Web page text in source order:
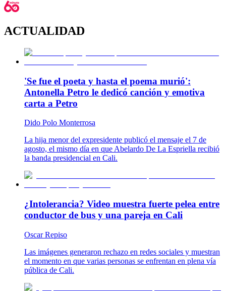
ACTUALIDAD
'Se fue el poeta y hasta el poema murió':
Antonella Petro le dedicó canción y emotiva
carta a Petro
Dido Polo Monterrosa
La hija menor del expresidente publicó el mensaje el 7 de
agosto, el mismo día en que Abelardo De La Espriella recibió
la banda presidencial en Cali.
¿Intolerancia? Video muestra fuerte pelea entre
conductor de bus y una pareja en Cali
Oscar Repiso
Las imágenes generaron rechazo en redes sociales y muestran
el momento en que varias personas se enfrentan en plena vía
pública de Cali.